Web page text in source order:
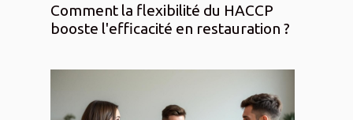
Comment la flexibilité du HACCP
booste l'efficacité en restauration ?